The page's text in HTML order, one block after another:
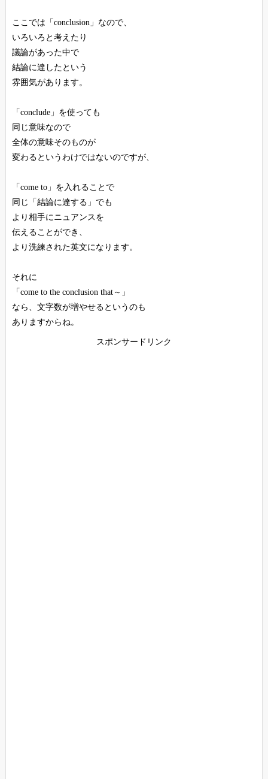
ここでは「conclusion」なので、
いろいろと考えたり
議論があった中で
結論に達したという
雰囲気があります。
「conclude」を使っても
同じ意味なので
全体の意味そのものが
変わるというわけではないのですが、
「come to」を入れることで
同じ「結論に達する」でも
より相手にニュアンスを
伝えることができ、
より洗練された英文になります。
それに
「come to the conclusion that～」
なら、文字数が増やせるというのも
ありますからね。
スポンサードリンク